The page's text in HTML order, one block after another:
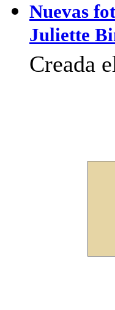
Nuevas
Juliette
Creada